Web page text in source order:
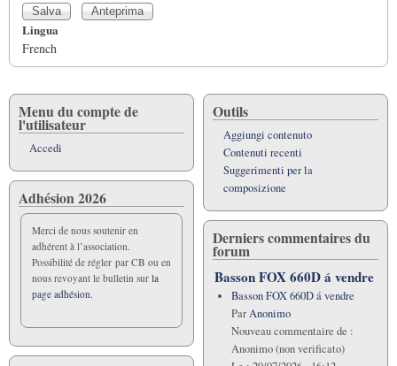
Lingua
French
Menu du compte de
l'utilisateur
Accedi
Adhésion 2026
Merci de nous soutenir en
adhérent à l’association.
Possibilité de régler par CB ou en
nous revoyant le bulletin sur la
page adhésion.
Outils
Aggiungi contenuto
Contenuti recenti
Suggerimenti per la
composizione
Derniers commentaires du
forum
Basson FOX 660D á vendre
Basson FOX 660D á vendre
ParAnonimo
Nouveau commentaire de :
Anonimo (non verificato)